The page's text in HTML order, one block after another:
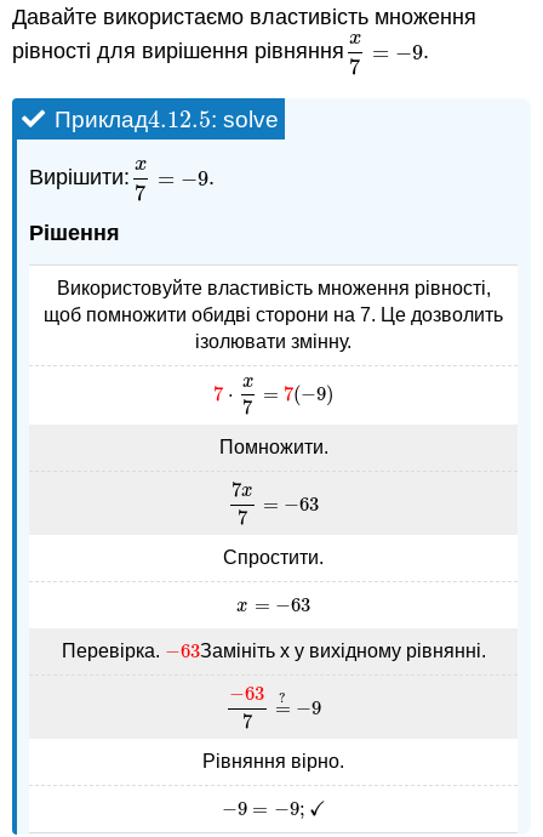
Давайте використаємо властивість множення
рівності для вирішення рівняння
x
7
= −9
x7 =− 9 .
Приклад4.12.5
4.12.5: solve
Вирішити:
x
7
= −9
x7 =− 9 .
Рішення
Використовуйте властивість множення рівності,
щоб помножити обидві сторони на 7. Це дозволить
ізолювати змінну.
7 ⋅
x
7
= 7(−9)
7 ⋅x 7= 7( −9)
Помножити.
7x
7
= −63
7x7 =− 63
Спростити.
x = −63
x=−63
Перевірка. −63
−63Замініть x у вихідному рівнянні.
−63
7
=
? −9
−637 =? −9
Рівняння вірно.
−9 = −9; ✓
−9=−9;✓